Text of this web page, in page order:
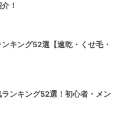
！
キング52選【速乾・くせ毛・
ンキング52選！初心者・メン